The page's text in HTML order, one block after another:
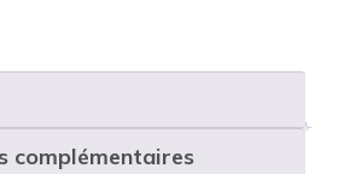
complémentaires